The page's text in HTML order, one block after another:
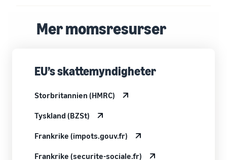
Mer momsresurser
EU’s skattemyndigheter
Storbritannien (HMRC)
Tyskland (BZSt)
Frankrike (impots.gouv.fr)
Frankrike (securite-sociale.fr)